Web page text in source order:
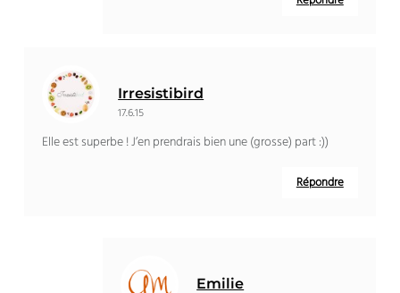
Irresistibird
17.6.15
Elle est superbe ! J’en prendrais bien une (grosse) part :))
Répondre
Emilie